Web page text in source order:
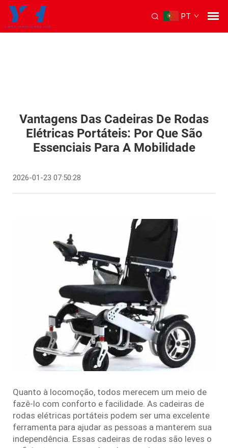
PT
Vantagens Das Cadeiras De Rodas
Elétricas Portáteis: Por Que São
Essenciais Para A Mobilidade
2026-01-23 07:50:28
Quanto à locomoção, todos merecem um meio de
fazê-lo com conforto e facilidade. As cadeiras de
rodas elétricas portáteis podem ser uma excelente
ferramenta para ajudar as pessoas a manterem sua
independência. Essas cadeiras de rodas são leves o